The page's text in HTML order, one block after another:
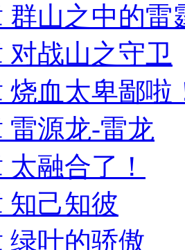
群山之中的雷
对战山之守卫
烧血太卑鄙啦
雷源龙-雷龙
太融合了！
知己知彼
绿叶的骄傲